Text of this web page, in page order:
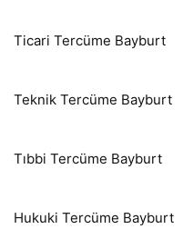
Ticari Tercüme Bayburt
Teknik Tercüme Bayburt
Tıbbi Tercüme Bayburt
Hukuki Tercüme Bayburt